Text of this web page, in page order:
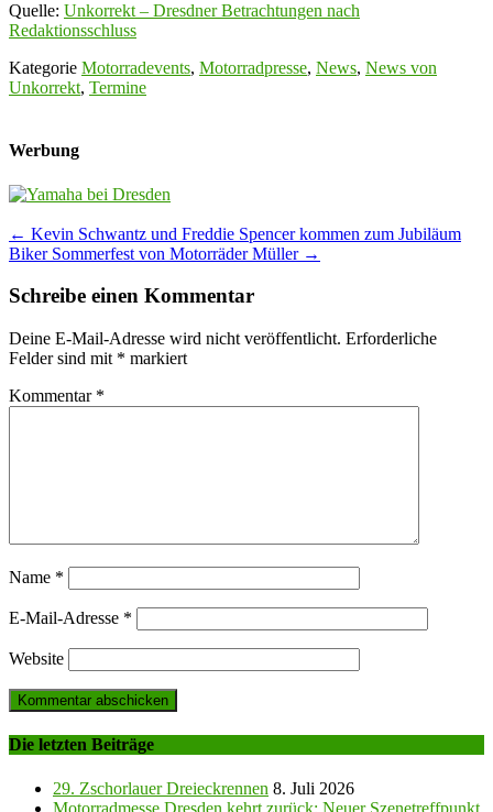
Quelle: Unkorrekt – Dresdner Betrachtungen nach
Redaktionsschluss
Kategorie Motorradevents, Motorradpresse, News, News von
Unkorrekt, Termine
Werbung
Post
navigation
← Kevin Schwantz und Freddie Spencer kommen zum Jubiläum
Biker Sommerfest von Motorräder Müller →
Schreibe einen Kommentar
Deine E-Mail-Adresse wird nicht veröffentlicht. Erforderliche
Felder sind mit * markiert
Kommentar *
Name *
E-Mail-Adresse *
Website
Die letzten Beiträge
29. Zschorlauer Dreieckrennen 8. Juli 2026
Motorradmesse Dresden kehrt zurück: Neuer Szenetreffpunkt